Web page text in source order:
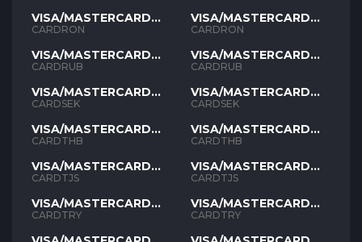
VISA/MASTERCARD
RON
CARDRON
VISA/MASTERCARD
RUB
CARDRUB
VISA/MASTERCARD
SEK
CARDSEK
VISA/MASTERCARD
THB
CARDTHB
VISA/MASTERCARD
TJS
CARDTJS
VISA/MASTERCARD
TYR
CARDTRY
VISA/MASTERCARD
RON
CARDRON
VISA/MASTERCARD
RUB
CARDRUB
VISA/MASTERCARD
SEK
CARDSEK
VISA/MASTERCARD
THB
CARDTHB
VISA/MASTERCARD
TJS
CARDTJS
VISA/MASTERCARD
TYR
CARDTRY